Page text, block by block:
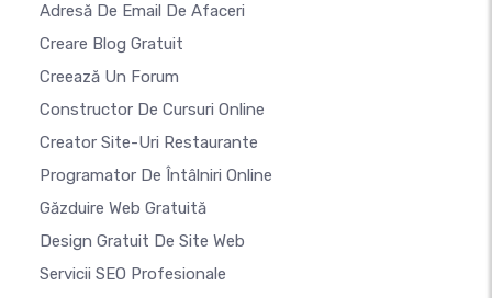
Adresă De Email De Afaceri
Creare Blog Gratuit
Creează Un Forum
Constructor De Cursuri Online
Creator Site-Uri Restaurante
Programator De Întâlniri Online
Găzduire Web Gratuită
Design Gratuit De Site Web
Servicii SEO Profesionale